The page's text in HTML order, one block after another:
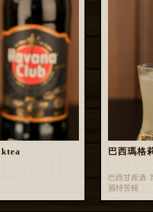
巴西瑪
巴西甘蔗酒
麗特苦精